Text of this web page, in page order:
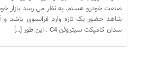
صنعت خودرو هستم. به نظر می رسد بازار
شاهد حضور یک تازه وارد فرانسوی باشد
سدان کامپکت سیتروئن C4 . این طور […]